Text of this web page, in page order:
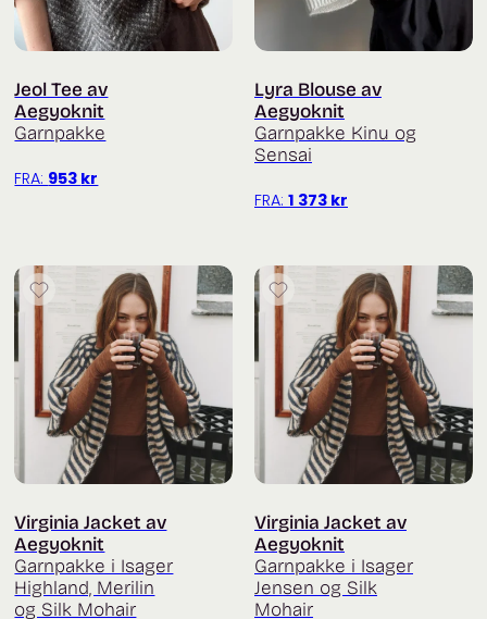
Jeol Tee av
Aegyoknit
Garnpakke
FRA: 953 kr
Lyra Blouse av
Aegyoknit
Garnpakke Kinu og
Sensai
FRA: 1 373 kr
Virginia Jacket av
Aegyoknit
Garnpakke i Isager
Highland, Merilin
og Silk Mohair
Virginia Jacket av
Aegyoknit
Garnpakke i Isager
Jensen og Silk
Mohair